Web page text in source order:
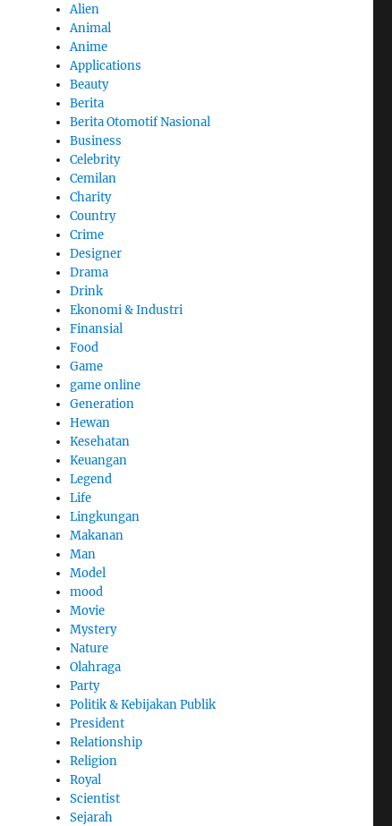
Alien
Animal
Anime
Applications
Beauty
Berita
Berita Otomotif Nasional
Business
Celebrity
Cemilan
Charity
Country
Crime
Designer
Drama
Drink
Ekonomi & Industri
Finansial
Food
Game
game online
Generation
Hewan
Kesehatan
Keuangan
Legend
Life
Lingkungan
Makanan
Man
Model
mood
Movie
Mystery
Nature
Olahraga
Party
Politik & Kebijakan Publik
President
Relationship
Religion
Royal
Scientist
Sejarah